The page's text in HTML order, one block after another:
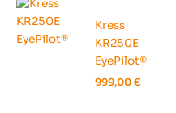
Kress
KR250E
EyePilot®
999,00€